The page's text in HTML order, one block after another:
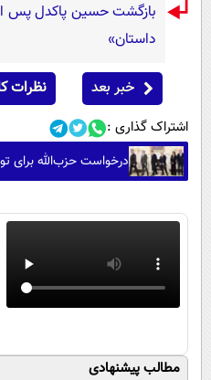
داستان»
خبر بعد نظرات
اشتراک گذاری :
درخواست حزب‌الله برای
مطالب پیشنهادی